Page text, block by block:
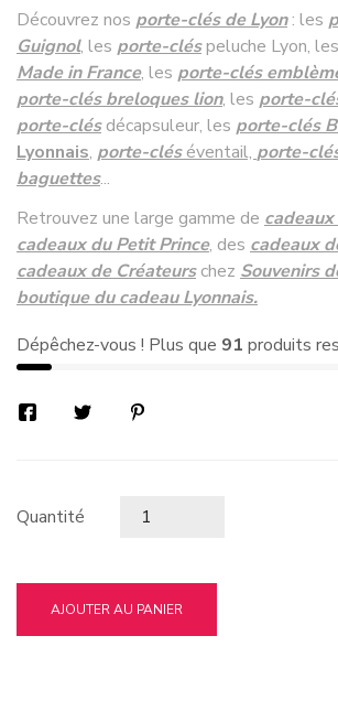
Découvrez nos porte-clés de Lyon: les
Guignol, les porte-cléspeluche Lyon, les
Made in France, les porte-clés
porte-clés breloques lion, les porte-
porte-clésdécapsuleur, les porte-clés
Lyonnais, porte-cléséventail, porte-
baguettes...
Retrouvez une large gamme de cadeaux
cadeaux du Petit Prince, des cadeaux
cadeaux de Créateurschez Souvenirs
boutique du cadeau Lyonnais.
Dépêchez-vous ! Plus que 91 produits
Quantité
AJOUTER AU PANIER